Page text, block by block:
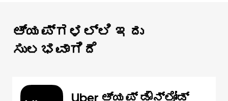
ಆ್ಯಪ್‌‌ಗಳಲ್ಲಿ ಇದು
ಸುಲಭವಾಗಿದೆ
Uber ಆ್ಯಪ್‍ ಡೌನ್‌ಲೋಡ್